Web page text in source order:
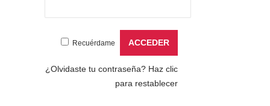
Recuérdame
¿Olvidaste tu contraseña? Haz clic
para restablecer